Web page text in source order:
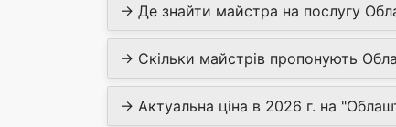
→ Де знайти майстра на послугу
→ Скільки майстрів пропонують
→ Актуальна ціна в 2026 г. на